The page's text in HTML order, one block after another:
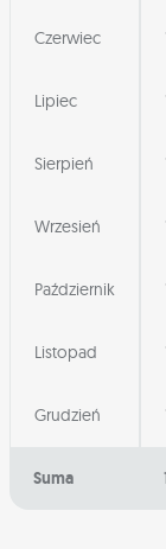
Czerwiec
Lipiec
Sierpień
Wrzesień
Październik
Listopad
Grudzień
Suma